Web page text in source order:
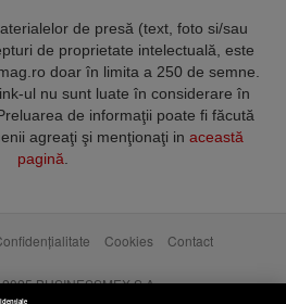
de presă (text, foto si/sau
de proprietate intelectuală, este
doar în limita a 250 de semne.
ul nu sunt luate în considerare în
de informaţii poate fi făcută
agreaţi şi menţionaţi in această
pagină.
Cookies Contact
BUSINESSMEX S.A.